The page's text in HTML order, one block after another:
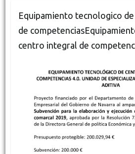
Equipamiento tecnologico
de
centro integral de